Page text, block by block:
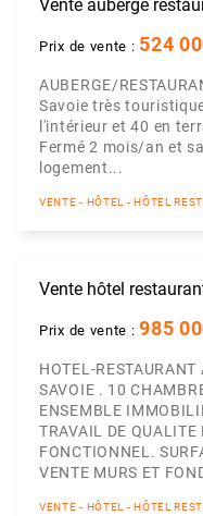
Vente auberge
Prix de vente : 524
AUBERGE/
Savoie très
l'intérieur et 40 en
Fermé 2 mois/an et
logement...
VENTE - HÔTEL - HÔTEL
Vente hôtel
Prix de vente :985
HOTEL-RESTAURANT
SAVOIE . 10
ENSEMBLE
TRAVAIL DE QUALITE
FONCTIONNEL.
VENTE MURS ET
VENTE - HÔTEL - HÔTEL